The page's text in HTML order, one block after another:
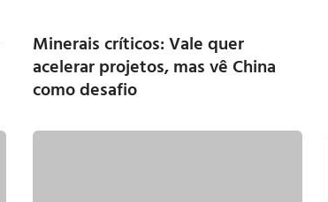
Minerais críticos: Vale quer
acelerar projetos, mas vê China
como desafio